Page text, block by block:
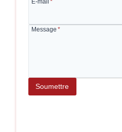
Message *
Soumettre